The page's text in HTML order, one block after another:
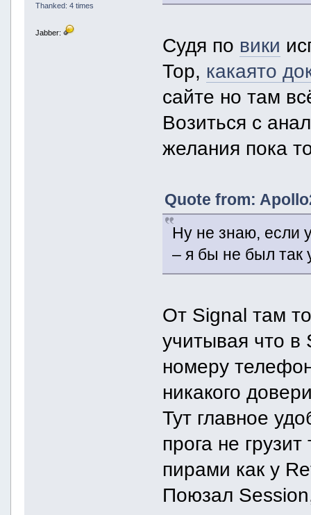
Thanked: 4 times
Jabber:
Судя по вики
Тор, какаято
сайте но там
Возиться с
желания пока
Quote from:
Ну не знаю, если
– я бы не был так
От Signal там
учитывая что в
номеру
никакого
Тут главное
прога не
пирами как у
Поюзал